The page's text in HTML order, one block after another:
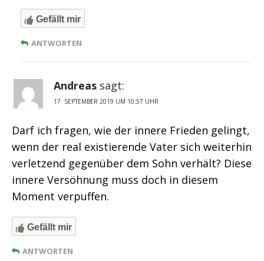
Gefällt mir
ANTWORTEN
Andreas sagt:
17. SEPTEMBER 2019 UM 10:57 UHR
Darf ich fragen, wie der innere Frieden gelingt,
wenn der real existierende Vater sich weiterhin
verletzend gegenüber dem Sohn verhält? Diese
innere Versöhnung muss doch in diesem
Moment verpuffen.
Gefällt mir
ANTWORTEN